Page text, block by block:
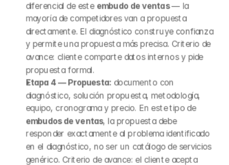
diferencial de este embudo de ventas — la
mayoría de competidores van a propuesta
directamente. El diagnóstico construye confianza
y permite una propuesta más precisa. Criterio de
avance: cliente comparte datos internos y pide
propuesta formal.
Etapa 4 — Propuesta: documento con
diagnóstico, solución propuesta, metodología,
equipo, cronograma y precio. En este tipo de
embudos de ventas, la propuesta debe
responder exactamente al problema identificado
en el diagnóstico, no ser un catálogo de servicios
genérico. Criterio de avance: el cliente acepta